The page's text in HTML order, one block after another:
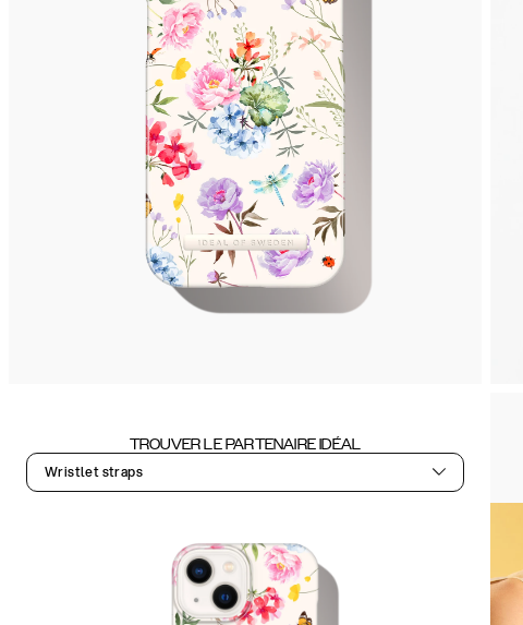
TROUVER LE PARTENAIRE IDÉAL
Wristlet straps